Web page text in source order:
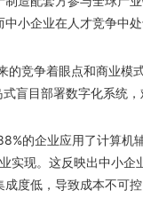
小企业在人才竞争中
竞争着眼点和商业模
盲目部署数字化系统
的企业应用了计算机
现。这反映出中小企
度低，导致成本不可